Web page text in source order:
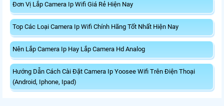
Đơn Vị Lắp Camera Ip Wifi Giá Rẻ Hiện Nay
Top Các Loại Camera Ip Wifi Chính Hãng Tốt Nhất Hiện Nay
Nên Lắp Camera Ip Hay Lắp Camera Hd Analog
Hướng Dẫn Cách Cài Đặt Camera Ip Yoosee Wifi Trên Điện Thoại
(Android, Iphone, Ipad)